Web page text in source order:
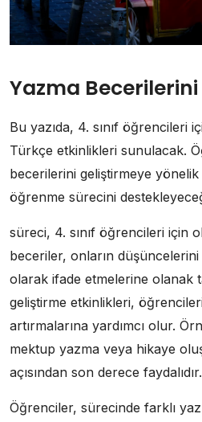
Yazma
Bu yazıda, 4. sınıf öğrencileri
Türkçe etkinlikleri sunulacak.
becerilerini geliştirmeye
öğrenme sürecini
süreci, 4. sınıf öğrencileri için
beceriler, onların düşüncelerini
olarak ifade etmelerine olanak
geliştirme etkinlikleri,
artırmalarına yardımcı olur.
mektup yazma veya hikaye
açısından son derece faydalıdır.
Öğrenciler, sürecinde farklı